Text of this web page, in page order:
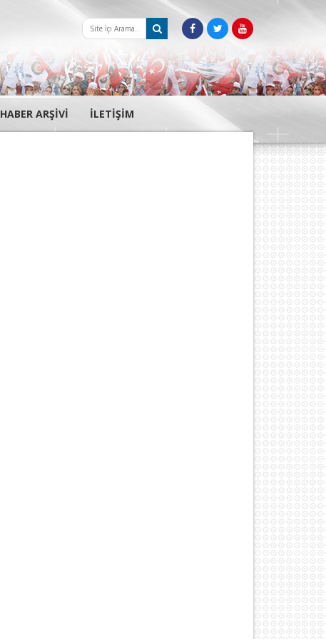
HABER ARŞİVİ İLETİŞİM